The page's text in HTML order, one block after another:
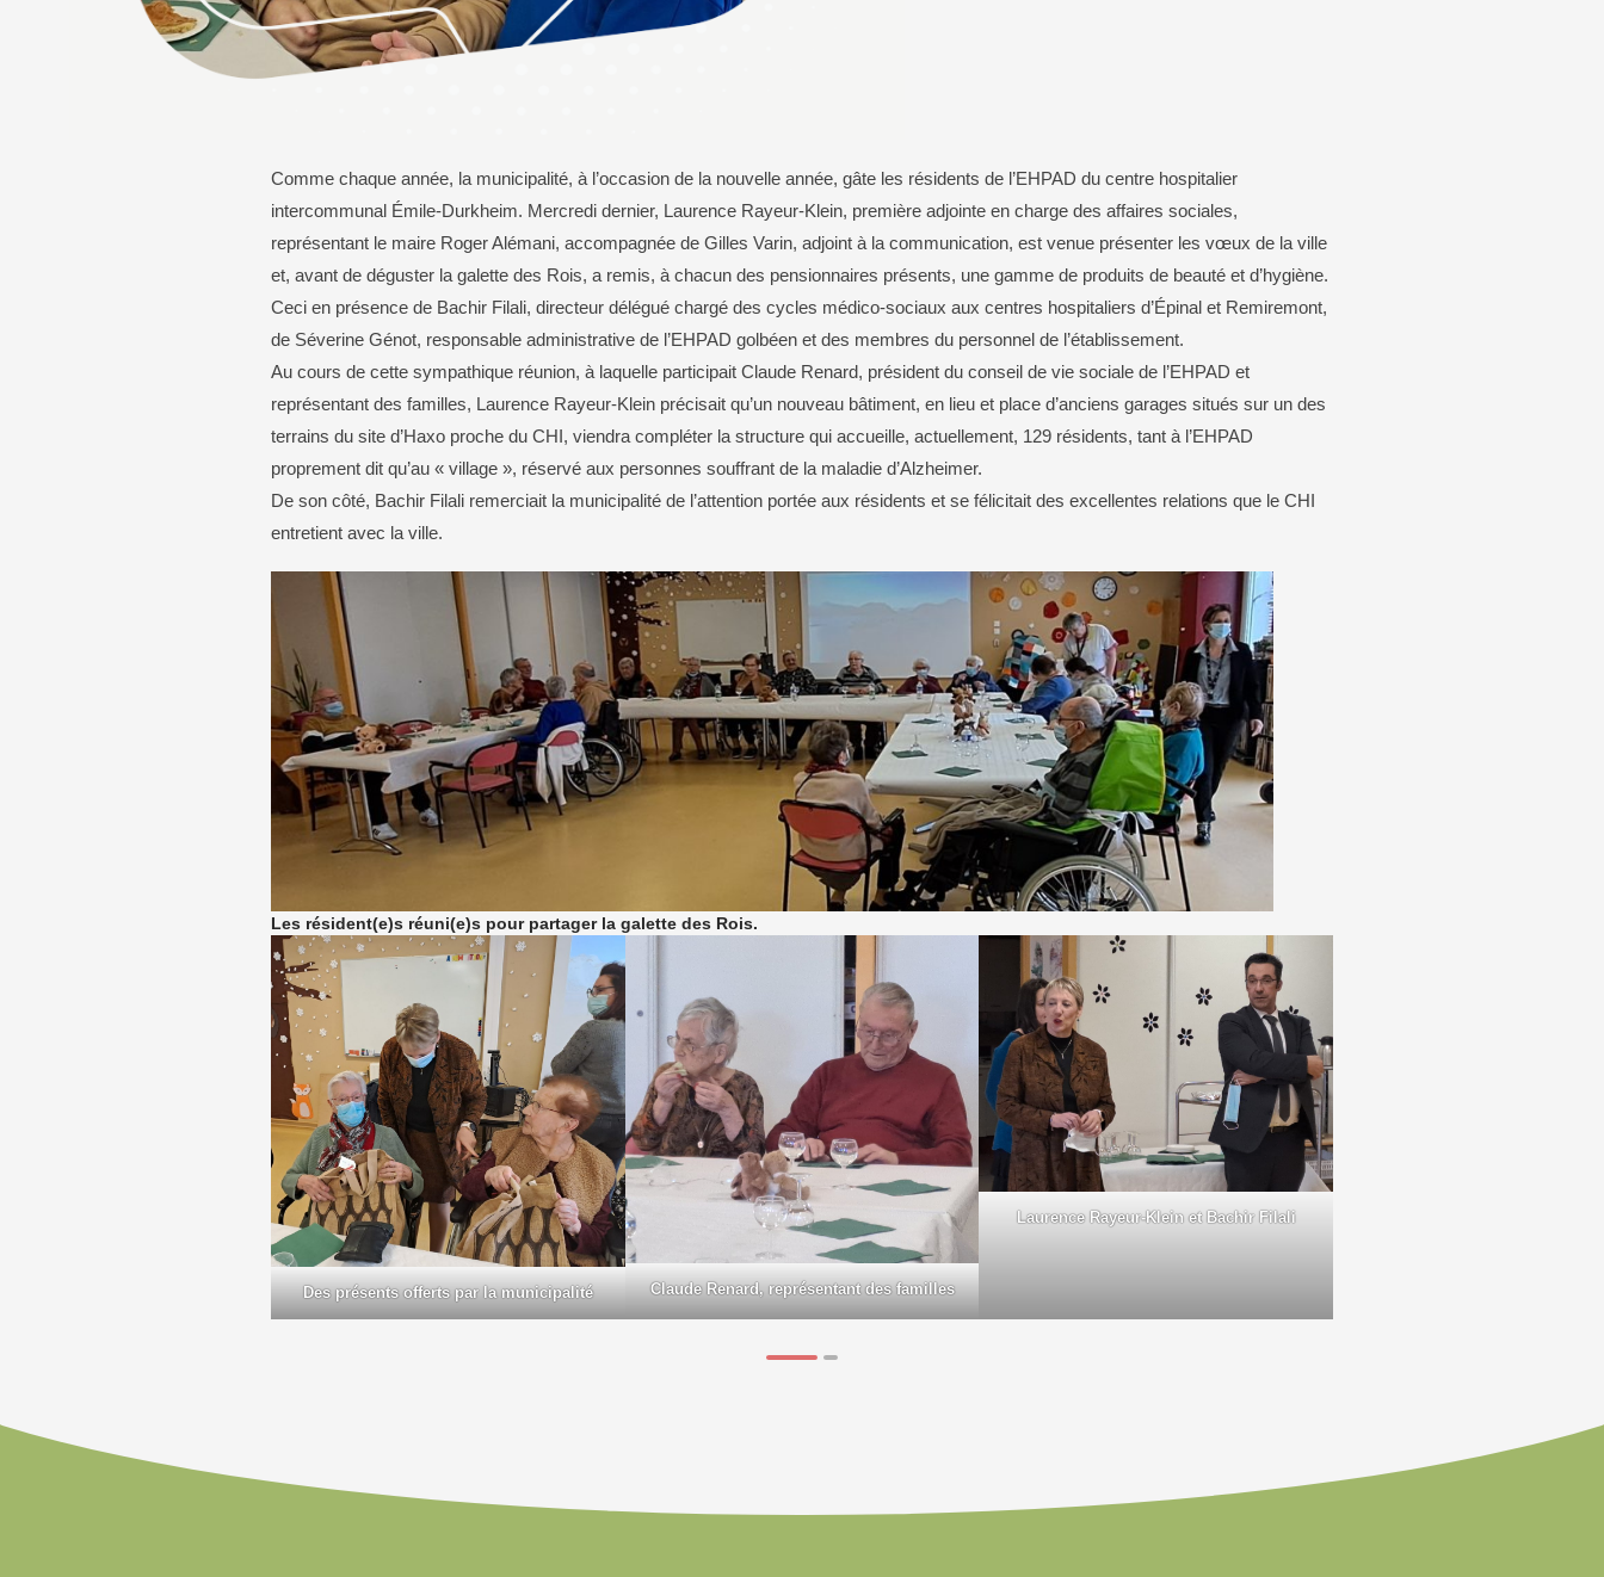
Bureaux de vote
Calendrier des élections
Police Municipale
Le CHI
En bus
À vélo
Aides pour les jeunes
Aides pour les familles
Aides pour les seniors
Aides pour les personnes en difficulté
Les arrêtés
La déchèterie
La collecte des déchets
Les déchets verts
Le parc photovoltaïque
Comme chaque année, la municipalité, à l’occasion de la nouvelle année, gâte les résidents de l’EHPAD du centre hospitalier
intercommunal Émile-Durkheim. Mercredi dernier, Laurence Rayeur-Klein, première adjointe en charge des affaires sociales,
représentant le maire Roger Alémani, accompagnée de Gilles Varin, adjoint à la communication, est venue présenter les vœux de la ville
et, avant de déguster la galette des Rois, a remis, à chacun des pensionnaires présents, une gamme de produits de beauté et d’hygiène.
Ceci en présence de Bachir Filali, directeur délégué chargé des cycles médico-sociaux aux centres hospitaliers d’Épinal et Remiremont,
de Séverine Génot, responsable administrative de l’EHPAD golbéen et des membres du personnel de l’établissement.
Au cours de cette sympathique réunion, à laquelle participait Claude Renard, président du conseil de vie sociale de l’EHPAD et
représentant des familles, Laurence Rayeur-Klein précisait qu’un nouveau bâtiment, en lieu et place d’anciens garages situés sur un des
terrains du site d’Haxo proche du CHI, viendra compléter la structure qui accueille, actuellement, 129 résidents, tant à l’EHPAD
proprement dit qu’au « village », réservé aux personnes souffrant de la maladie d’Alzheimer.
De son côté, Bachir Filali remerciait la municipalité de l’attention portée aux résidents et se félicitait des excellentes relations que le CHI
entretient avec la ville.
Les résident(e)s réuni(e)s pour partager la galette des Rois.
Des présents offerts par la municipalité Claude Renard, représentant des familles
Laurence Rayeur-Klein et Bachir Filali